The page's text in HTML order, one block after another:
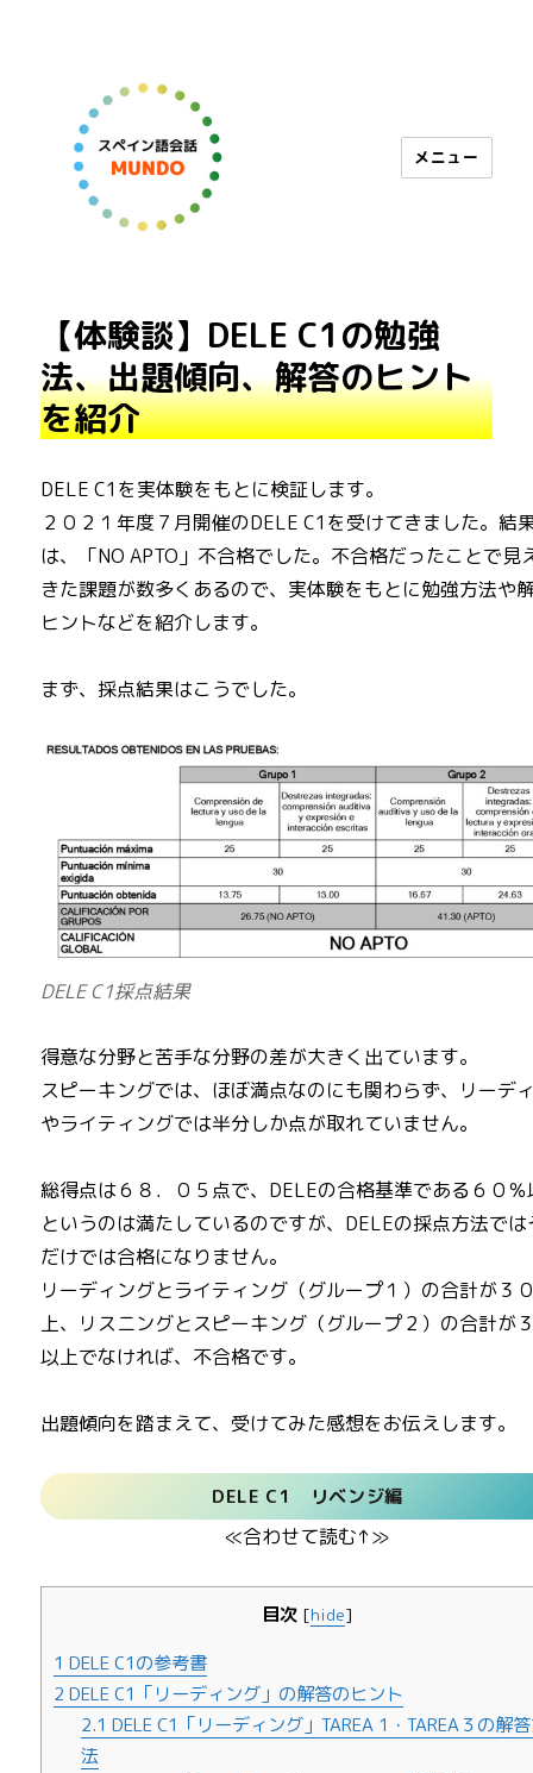
メニュー
【体験談】DELE C1の勉強
法、出題傾向、解答のヒント
を紹介
DELE C1を実体験をもとに検証します。
２０２１年度７月開催のDELE C1を受けてきました。結
は、「NO APTO」不合格でした。不合格だったことで見
きた課題が数多くあるので、実体験をもとに勉強方法や
ヒントなどを紹介します。
まず、採点結果はこうでした。
DELE C1採点結果
得意な分野と苦手な分野の差が大きく出ています。
スピーキングでは、ほぼ満点なのにも関わらず、リーデ
やライティングでは半分しか点が取れていません。
総得点は６８．０５点で、DELEの合格基準である６０％
というのは満たしているのですが、DELEの採点方法では
だけでは合格になりません。
リーディングとライティング（グループ１）の合計が３
上、リスニングとスピーキング（グループ２）の合計が
以上でなければ、不合格です。
出題傾向を踏まえて、受けてみた感想をお伝えします。
DELE C1 リベンジ編
≪合わせて読む↑≫
目次 [hide]
1 DELE C1の参考書
2 DELE C1「リーディング」の解答のヒント
2.1 DELE C1「リーディング」TAREA 1・TAREA３の解
法